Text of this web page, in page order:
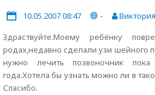
10.05.2007 08:47 -
Виктория
Здраствуйте.Моему ребёнку
родах,недавно сделали узи шейного
нужно лечить позвоночник
года.Хотела бы узнать можно ли в
Спасибо.